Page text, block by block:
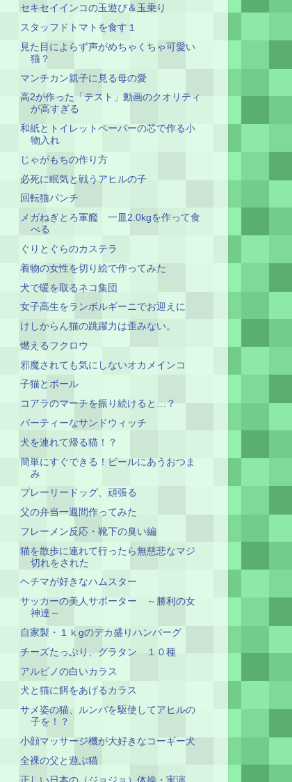
セキセイインコの玉遊び＆玉乗り
スタッフドトマトを食す１
見た目によらず声がめちゃくちゃ可愛い
猫？
マンチカン親子に見る母の愛
高2が作った「テスト」動画のクオリティ
が高すぎる
和紙とトイレットペーパーの芯で作る小
物入れ
じゃがもちの作り方
必死に眠気と戦うアヒルの子
回転猫パンチ
メガねぎとろ軍艦 一皿2.0kgを作って食
べる
ぐりとぐらのカステラ
着物の女性を切り絵で作ってみた
犬で暖を取るネコ集団
女子高生をランボルギーニでお迎えに
けしからん猫の跳躍力は歪みない。
燃えるフクロウ
邪魔されても気にしないオカメインコ
子猫とボール
コアラのマーチを振り続けると…？
パーティーなサンドウィッチ
犬を連れて帰る猫！？
簡単にすぐできる！ビールにあうおつま
み
プレーリードッグ、頑張る
父の弁当一週間作ってみた
フレーメン反応・靴下の臭い編
猫を散歩に連れて行ったら無慈悲なマジ
切れをされた
ヘチマが好きなハムスター
サッカーの美人サポーター ～勝利の女
神達～
自家製・１ｋgのデカ盛りハンバーグ
チーズたっぷり、グラタン １０種
アルビノの白いカラス
犬と猫に餌をあげるカラス
サメ姿の猫、ルンバを駆使してアヒルの
子を！？
小顔マッサージ機が大好きなコーギー犬
全裸の父と遊ぶ猫
正しい日本の（ジョジョ）体操・実演